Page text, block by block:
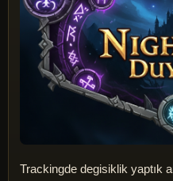
Trackingde degisiklik yaptık